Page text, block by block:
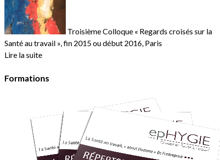
Troisième Colloque « Regards croisés sur la
Santé au travail », fin 2015 ou début 2016, Paris
Lire la suite
Formations